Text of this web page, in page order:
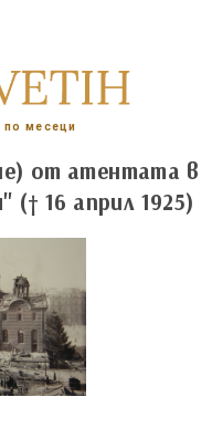
по месеци
от атентата в
16 април 1925)